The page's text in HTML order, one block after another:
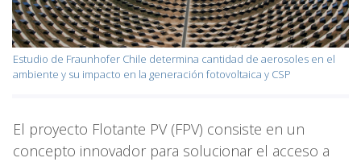
Estudio de Fraunhofer Chile determina cantidad de aerosoles en el
ambiente y su impacto en la generación fotovoltaica y CSP
El proyecto Flotante PV (FPV) consiste en un
concepto innovador para solucionar el acceso a